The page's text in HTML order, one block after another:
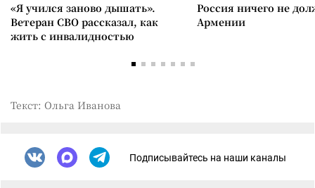
«Я учился заново дышать».
Ветеран СВО рассказал, как
жить с инвалидностью
Россия ничего не
Армении
Текст: Ольга Иванова
Подписывайтесь на наши каналы